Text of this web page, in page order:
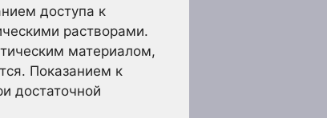
доступа к
растворами.
материалом,
Показанием к
достаточной